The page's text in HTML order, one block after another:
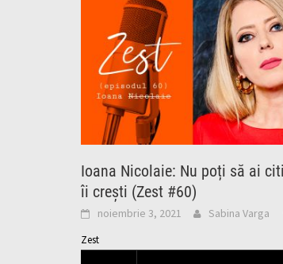
Ioana Nicolaie: Nu poți să ai
îi crești (Zest #60)
noiembrie 3, 2021 Sabina Varga
Zest